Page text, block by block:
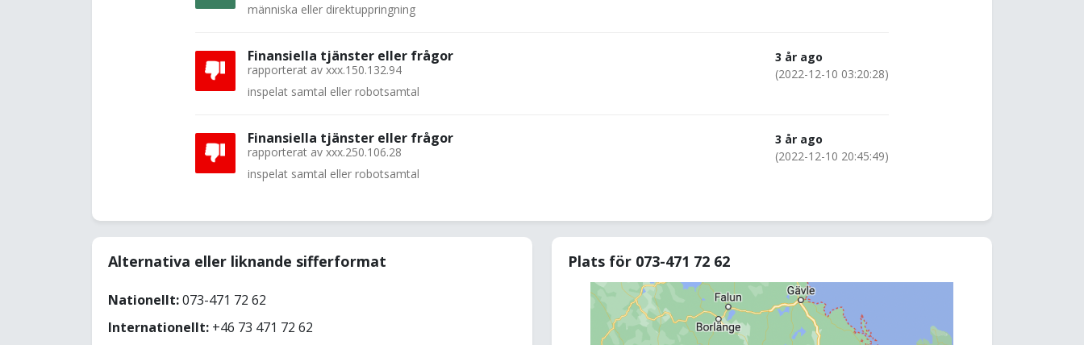
människa eller direktuppringning
Finansiella tjänster eller frågor
rapporterat av xxx.150.132.94
inspelat samtal eller robotsamtal
3 år ago
(2022-12-10 03:20:28)
Finansiella tjänster eller frågor
rapporterat av xxx.250.106.28
inspelat samtal eller robotsamtal
3 år ago
(2022-12-10 20:45:49)
Alternativa eller liknande sifferformat
Nationellt:073-471 72 62
Internationellt: +46 73 471 72 62
Plats för 073-471 72 62